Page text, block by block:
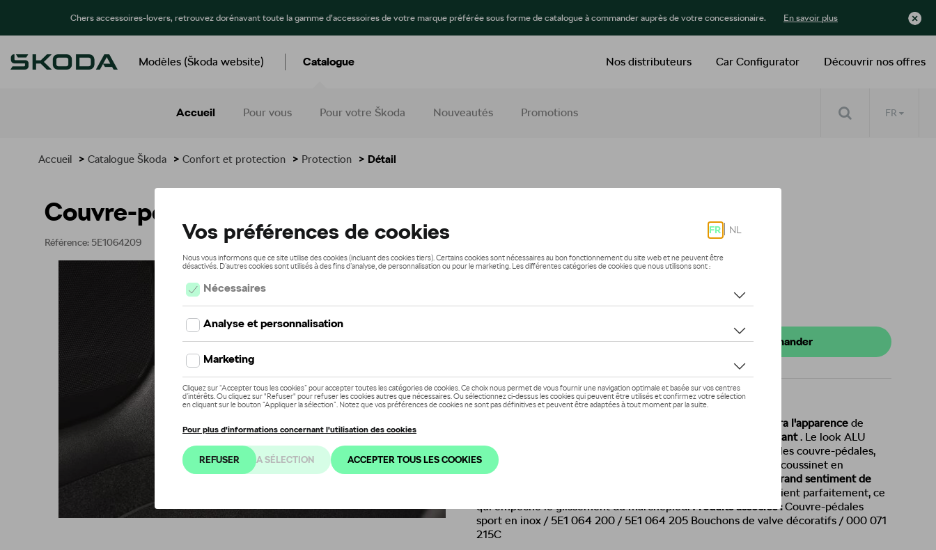
Chers accessoires-lovers, retrouvez dorénavant toute la gamme d’accessoires de votre marque préférée sous forme de catalogue à commander auprès de votre concessionaire. En savoir plus
Modèles (Škoda website) Catalogue
Accueil Pour vous Pour votre Škoda Nouveautés Promotions
Découvrir nos offres
Car Configurator
Nos distributeurs
FR
Accueil > Catalogue Škoda > Confort et protection > Protection > Détail
Couvre-pédales - look ALU
Référence: 5E1064209
Contactez votre concessionnaire pour commander
Description
rehaussera l'apparence de
design sportif et élégant. Le look ALU
s'harmonise parfaitement avec d'autres composants, comme les couvre-pédales,
c'est pourquoi est créé le complexe intérieur harmonieux. Le coussinet en
caoutchouc durable sur le marchepied prend soin d'
un plus grand sentiment de
, car la semelle de la chaussure tient parfaitement, ce
qui empêche le glissement du marchepied.Produits associés :Couvre-pédales
sport en inox / 5E1 064 200 / 5E1 064 205 Bouchons de valve décoratifs / 000 071
215C